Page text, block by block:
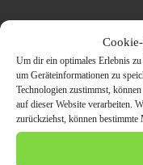
Um dir ein optimales Erlebnis
um Geräteinformationen zu
Technologien zustimmst,
auf dieser Website verarbeiten.
zurückziehst, können
Fahrzeuge, die lokal
in anderen